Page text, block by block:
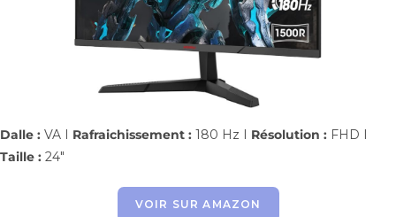
Dalle : VA I Rafraichissement : 180 Hz I Résolution : FHD I
Taille : 24″
VOIR SUR AMAZON